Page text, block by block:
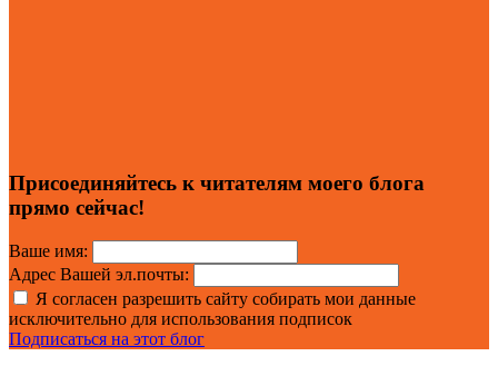
Присоединяйтесь к читателям моего блога
прямо сейчас!
Ваше имя:
Адрес Вашей эл.почты:
Я согласен разрешить сайту собирать мои данные
исключительно для использования подписок
Подписаться на этот блог